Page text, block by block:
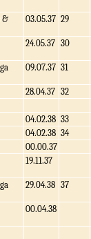
&
03.05.37 29
24.05.37 30
09.07.37 31
28.04.37 32
04.02.38 33
04.02.38 34
00.00.37
19.11.37
29.04.38 37
00.04.38